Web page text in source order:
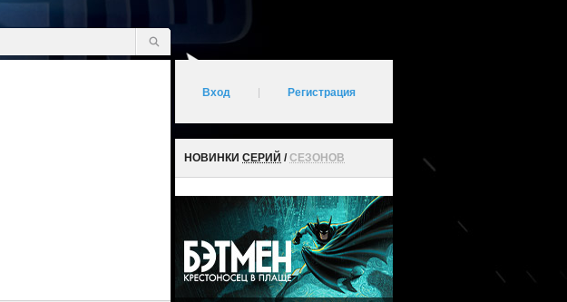
Вход Регистрация
НОВИНКИ СЕРИЙ /СЕЗОНОВ